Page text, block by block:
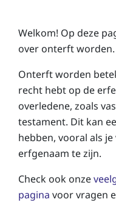
Welkom! Op deze
over onterft worden.
Onterft worden
recht hebt op de
overledene, zoals
testament. Dit kan
hebben, vooral als
erfgenaam te zijn.
Check ook onze
pagina voor vragen